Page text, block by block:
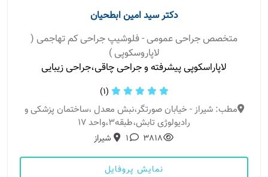
دکتر سید امین ابطحیان
متخصص جراحی عمومی - فلوشیپ جراحی کم تهاجمی (
لاپاروسکوپی )
لاپاراسکوپی پیشرفته و جراحی چاقی،جراحی زیبایی
(1)
مطب: شیراز - خیابان صورتگر،نبش معدل ،ساختمان پزشکی و
رادیولوژی تابش،طبقه۳،واحد ۱۷
3818
1 شیراز
نمایش پروفایل